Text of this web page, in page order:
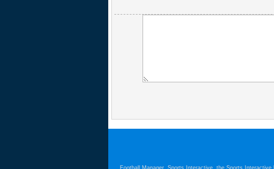
Football Manager, Sports Interactive, the Sports